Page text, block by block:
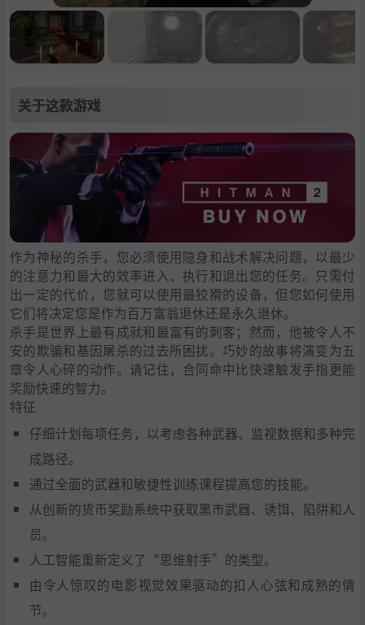
关于这款游戏
作为神秘的杀手，您必须使用隐身和战术解决问题，以最少
的注意力和最大的效率进入、执行和退出您的任务。只需付
出一定的代价，您就可以使用最狡猾的设备，但您如何使用
它们将决定您是作为百万富翁退休还是永久退休。
杀手是世界上最有成就和最富有的刺客；然而，他被令人不
安的欺骗和基因屠杀的过去所困扰。巧妙的故事将演变为五
章令人心碎的动作。请记住，合同命中比快速触发手指更能
奖励快速的智力。
特征
仔细计划每项任务，以考虑各种武器、监视数据和多种完
成路径。
通过全面的武器和敏捷性训练课程提高您的技能。
从创新的货币奖励系统中获取黑市武器、诱饵、陷阱和人
员。
人工智能重新定义了“思维射手”的类型。
由令人惊叹的电影视觉效果驱动的扣人心弦和成熟的情
节。